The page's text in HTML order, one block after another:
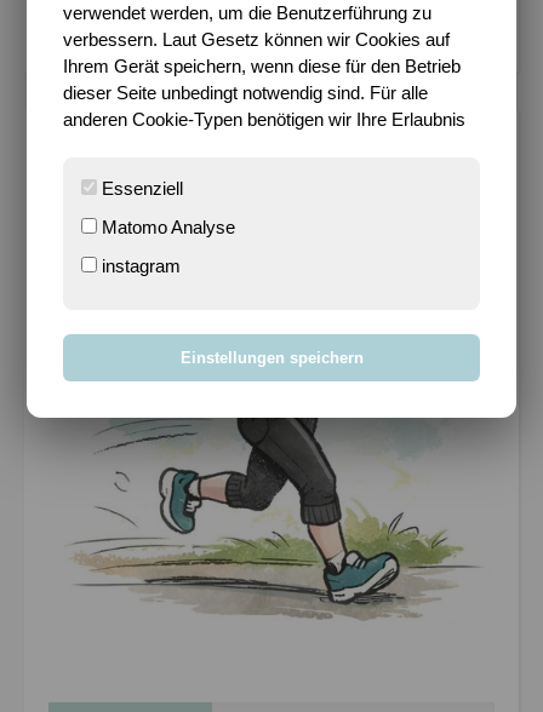
Es wird endlich Somm...- 75.623 views
verwendet werden, um die Benutzerführung zu
verbessern. Laut Gesetz können wir Cookies auf
Ihrem Gerät speichern, wenn diese für den Betrieb
dieser Seite unbedingt notwendig sind. Für alle
anderen Cookie-Typen benötigen wir Ihre Erlaubnis
Essenziell
Matomo Analyse
instagram
Einstellungen speichern